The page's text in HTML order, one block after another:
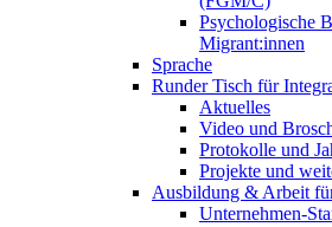
Psychologische
Migrant:innen
Sprache
Runder Tisch für
Aktuelles
Video und
Protokolle und
Projekte und
Ausbildung & Arbeit
Unternehmen-